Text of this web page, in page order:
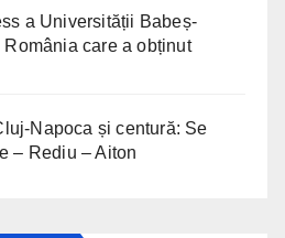
a Universității Babeș-
care a obținut
Napoca și centură: Se
– Rediu – Aiton